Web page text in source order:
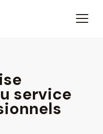
service